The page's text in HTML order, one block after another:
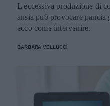
L'eccessiva produzione di
ansia può provocare pancia
ecco come intervenire.
BARBARA VELLUCCI